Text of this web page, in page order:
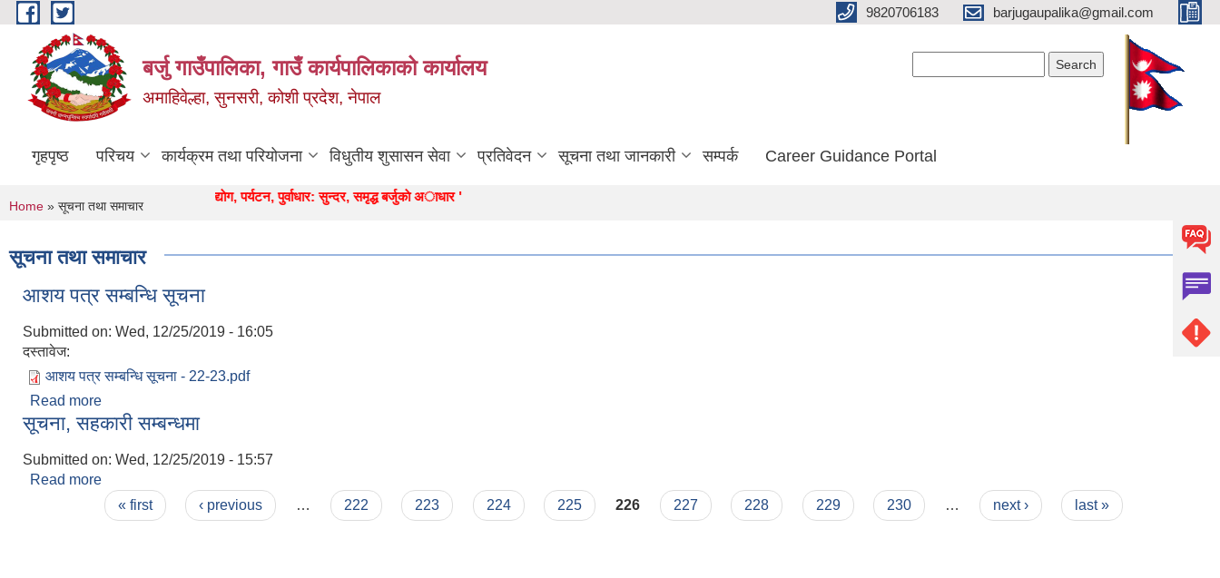
Skip to main content 9820706183 barjugaupalika@gmail.com
बर्जु गाउँपालिका, गाउँ कार्यपालिकाको कार्यालय
अमाहिवेल्हा, सुनसरी, कोशी प्रदेश, नेपाल
गृहपृष्ठ परिचय कार्यक्रम तथा परियोजना विधुतीय शुसासन सेवा प्रतिवेदन सूचना तथा जानकारी सम्पर्क Career Guidance Portal
" कृषि, शिक्षा, स्वास्थ्य, उद्याेग, पर्यटन, पुर्वाधार: सुन्दर, समृद्ध बर्जुकाे अाधार "
You are here
Home » सूचना तथा समाचार
सूचना तथा समाचार
आशय पत्र सम्बन्धि सूचना
Submitted on: Wed, 12/25/2019 - 16:05
दस्तावेज:
आशय पत्र सम्बन्धि सूचना - 22-23.pdf
Read more
सूचना, सहकारी सम्बन्धमा
Submitted on: Wed, 12/25/2019 - 15:57
Read more
« first ‹ previous … 222 223 224 225 226 227 228 229 230 … next › last »